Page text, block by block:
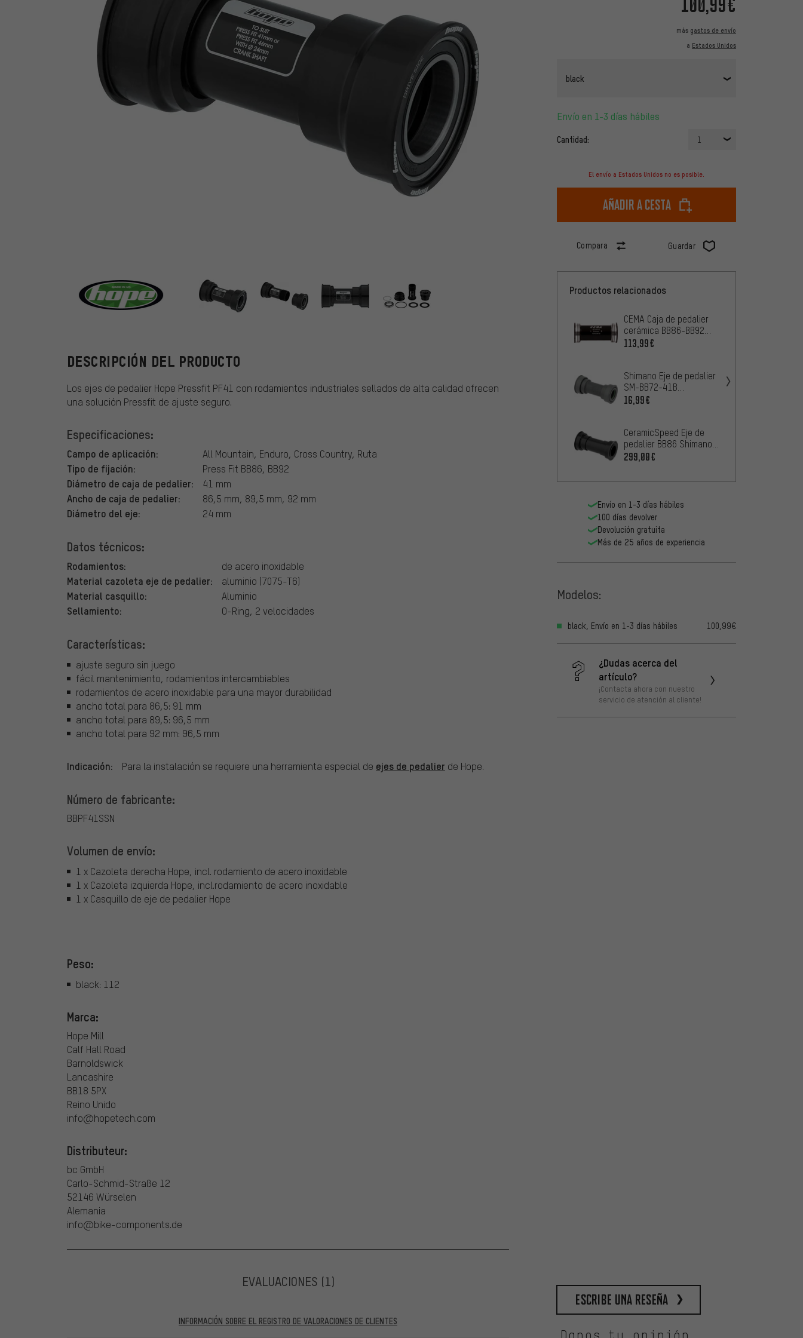
más gastos de envío
a Estados Unidos
black
Envío en 1-3 días hábiles
Cantidad: 1
El envío a Estados Unidos no es posible.
Añadir a cesta
Compara Guardar
Hope
DESCRIPCIÓN DEL PRODUCTO
Los ejes de pedalier Hope Pressfit PF41 con rodamientos industriales sellados de alta calidad ofrecen
una solución Pressfit de ajuste seguro.
Especificaciones:
Campo de aplicación: All Mountain, Enduro, Cross Country, Ruta
Tipo de fijación: Press Fit BB86, BB92
Diámetro de caja de pedalier: 41 mm
Ancho de caja de pedalier: 86,5 mm, 89,5 mm, 92 mm
Diámetro del eje: 24 mm
Datos técnicos:
Rodamientos: de acero inoxidable
Material cazoleta eje de pedalier: aluminio (7075-T6)
Material casquillo: Aluminio
Sellamiento: O-Ring, 2 velocidades
Características:
ajuste seguro sin juego
fácil mantenimiento, rodamientos intercambiables
rodamientos de acero inoxidable para una mayor durabilidad
ancho total para 86,5: 91 mm
ancho total para 89,5: 96,5 mm
ancho total para 92 mm: 96,5 mm
Indicación: Para la instalación se requiere una herramienta especial de ejes de pedalier de Hope.
Número de fabricante:
BBPF41SSN
Volumen de envío:
1 x Cazoleta derecha Hope, incl. rodamiento de acero inoxidable
1 x Cazoleta izquierda Hope, incl.rodamiento de acero inoxidable
1 x Casquillo de eje de pedalier Hope
Peso:
black: 112
Marca:
Hope Mill
Calf Hall Road
Barnoldswick
Lancashire
BB18 5PX
Reino Unido
info@hopetech.com
Distributeur:
bc GmbH
Carlo-Schmid-Straße 12
52146 Würselen
Alemania
info@bike-components.de
Productos relacionados
CEMA Caja de pedalier
cerámica BB86-BB92
para Shimano
113,99€
Shimano Eje de pedalier
SM-BB72-41B
Hollowtech II Pressfit
16,99€
CeramicSpeed Eje de
pedalier BB86 Shimano
Coated 41 x 86,5 mm
299,00€
Envío en 1-3 días hábiles
100 días devolver
Devolución gratuita
Más de 25 años de experiencia
Modelos:
black, Envío en 1-3 días hábiles 100,99€
¿Dudas acerca del
artículo?
¡Contacta ahora con nuestro
servicio de atención al cliente!
EVALUACIONES (1)
INFORMACIÓN SOBRE EL REGISTRO DE VALORACIONES DE CLIENTES
escribe una reseña
Danos tu opinión.